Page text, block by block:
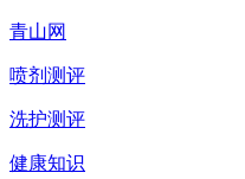
青山网
喷剂测评
洗护测评
健康知识